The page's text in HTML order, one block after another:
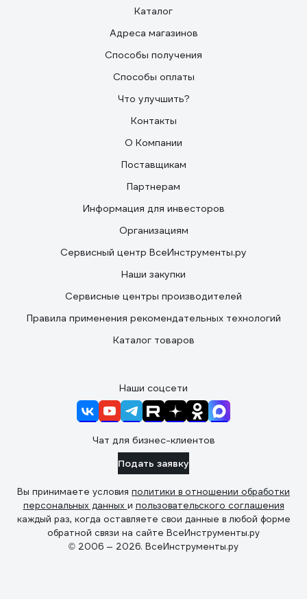
Каталог
Адреса магазинов
Способы получения
Способы оплаты
Что улучшить?
Контакты
О Компании
Поставщикам
Партнерам
Информация для инвесторов
Организациям
Сервисный центр ВсеИнструменты.ру
Наши закупки
Сервисные центры производителей
Правила применения рекомендательных технологий
Каталог товаров
Наши соцсети
Чат для бизнес-клиентов
Подать заявку
Вы принимаете условия политики в отношении обработки
персональных данных и пользовательского соглашения
каждый раз, когда оставляете свои данные в любой форме
обратной связи на сайте ВсеИнструменты.ру
© 2006 — 2026. ВсеИнструменты.ру